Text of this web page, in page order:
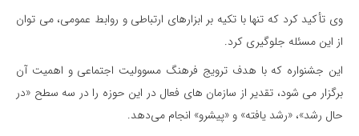
وی تأکید کرد که تنها با تکیه بر ابزارهای ارتباطی و روابط عمومی، می توان
از این مسئله جلوگیری کرد.
این جشنواره که با هدف ترویج فرهنگ مسوولیت اجتماعی و اهمیت آن
برگزار می شود، تقدیر از سازمان های فعال در این حوزه را در سه سطح «در
حال رشد»، «رشد یافته» و «پیشرو» انجام می‌دهد.